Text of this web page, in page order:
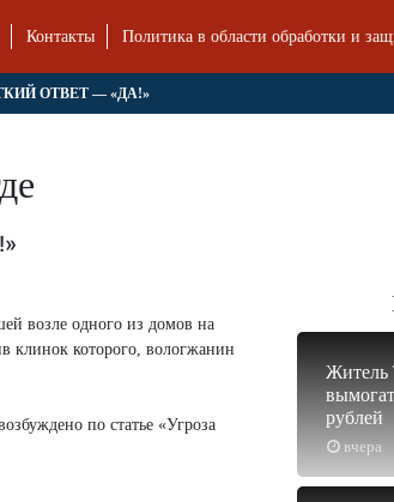
Контакты Политика в области обработки и
ОТВЕТ — «ДА!»
возле одного из домов на
клинок которого, вологжанин
по статье «Угроза
вчера
Житель
рублей